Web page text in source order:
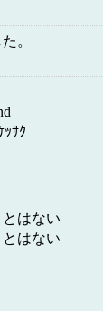
。
ｻｸ
はない
はない